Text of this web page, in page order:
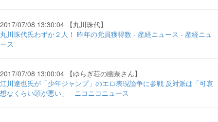
2017/07/08 13:30:04 【丸川珠代】
丸川珠代氏わずか２人！ 昨年の党員獲得数 - 産経ニュース - 産経ニュ
ース
2017/07/08 13:00:04 【ゆらぎ荘の幽奈さん】
江川達也氏が「少年ジャンプ」のエロ表現論争に参戦 反対派は「可哀
想なくらい頭が悪い」 - ニコニコニュース